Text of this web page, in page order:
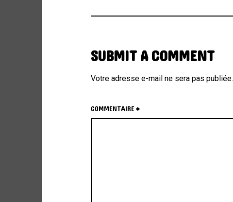
SUBMIT A COMMENT
Votre adresse e-mail ne sera pas publiée.
COMMENTAIRE*